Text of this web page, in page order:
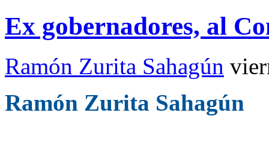
Ex gobernadores, al
Ramón Zurita Sahagún
Ramón Zurita Sahagún